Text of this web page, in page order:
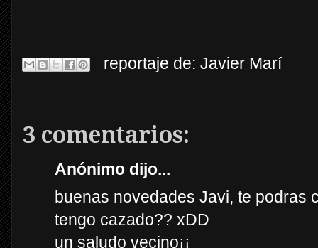
reportaje de: Javier Marí
3 comentarios:
Anónimo dijo...
buenas novedades Javi, te podras
tengo cazado?? xDD
un saludo vecino¡¡